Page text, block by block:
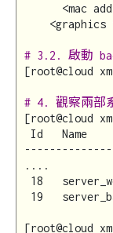
<mac
<graphics
# 3.2. 啟動
[root@cloud
# 4. 觀察兩部
[root@cloud
Id   Name
....
18
19
[root@cloud